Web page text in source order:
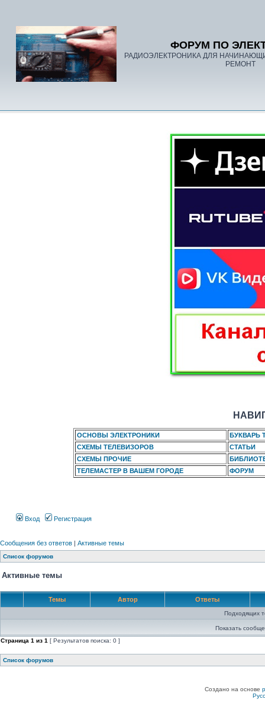
ФОРУМ ПО
РАДИОЭЛЕКТРОНИКА ДЛЯ
РЕМОНТ
ОСНОВЫ ЭЛЕКТРОНИКИ
БУКВАРЬ
СХЕМЫ ТЕЛЕВИЗОРОВ
СТАТЬИ
СХЕМЫ ПРОЧИЕ
ТЕЛЕМАСТЕР В ВАШЕМ ГОРОДЕ
ФОРУМ
Вход Регистрация
Сообщения без ответов | Активные темы
Список форумов
Активные темы
Темы Автор Ответы
Подходящих
Показать
Страница 1 из 1 [ Результатов поиска: 0 ]
Список форумов
Создано на основе